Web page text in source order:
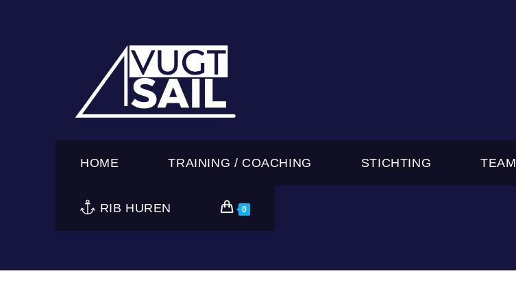
HOME TRAINING / COACHING STICHTING TEAM
RIB HUREN 0